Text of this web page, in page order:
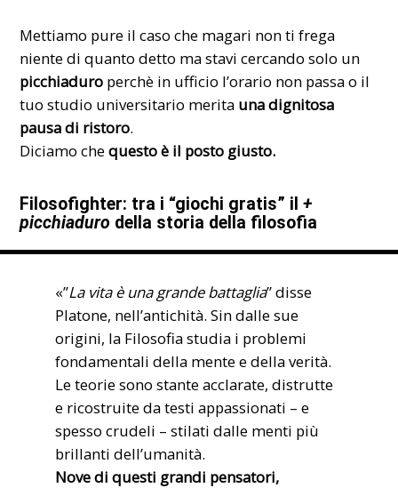
Mettiamo pure il caso che magari non ti frega
niente di quanto detto ma stavi cercando solo un
picchiaduro perchè in ufficio l’orario non passa o il
tuo studio universitario merita una dignitosa
pausa di ristoro.
Diciamo chequesto è il posto giusto.
Filosofighter: tra i “giochi gratis” il+
picchiaduro della storia della filosofia
«”La vita è una grande battaglia” disse
Platone, nell’antichità. Sin dalle sue
origini, la Filosofia studia i problemi
fondamentali della mente e della verità.
Le teorie sono stante acclarate, distrutte
e ricostruite da testi appassionati – e
spesso crudeli – stilati dalle menti più
brillanti dell’umanità.
Nove di questi grandi pensatori,